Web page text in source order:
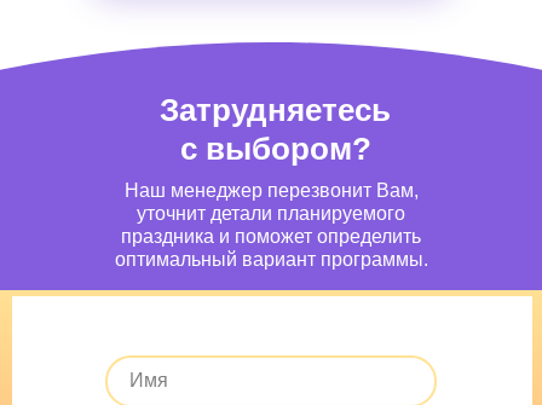
Наш менеджер перезвонит Вам,
уточнит детали планируемого
праздника и поможет определить
оптимальный вариант программы.
Затрудняетесь
с выбором?